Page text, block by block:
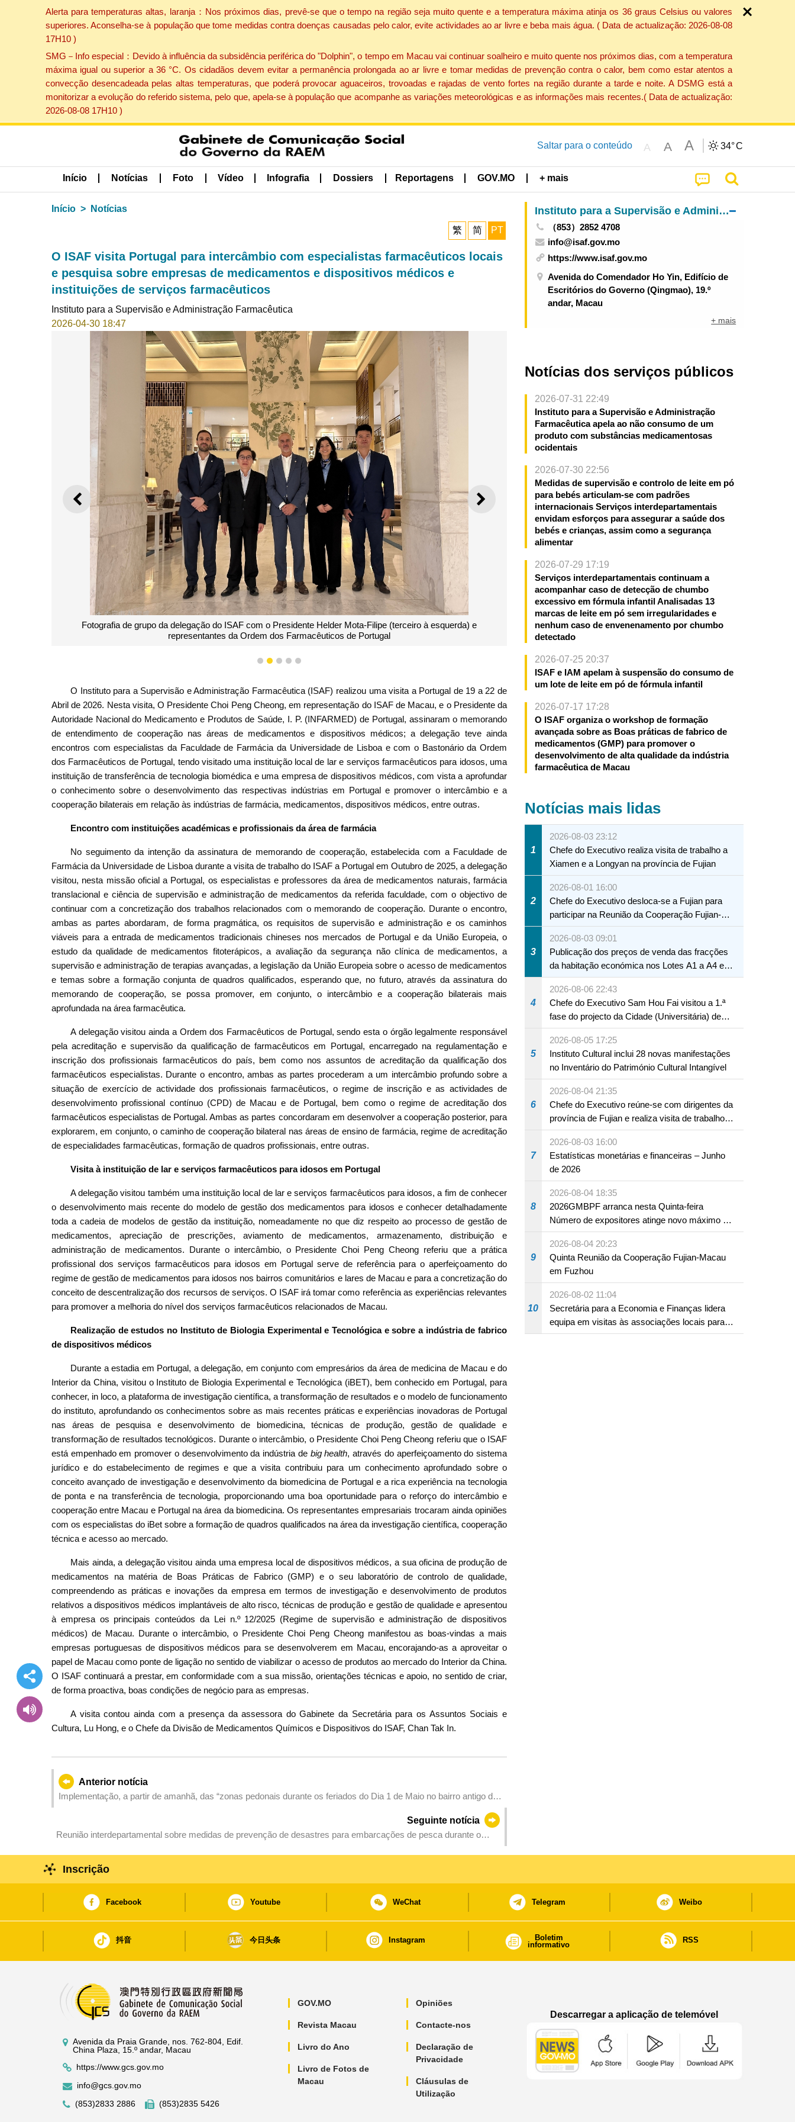
Alerta para temperaturas altas, laranja：Nos próximos dias, prevê-se que o tempo na região seja muito quente e a temperatura máxima atinja os 36 graus Celsius ou valores
superiores. Aconselha-se à população que tome medidas contra doenças causadas pelo calor, evite actividades ao ar livre e beba mais água. ( Data de actualização: 2026-08-08
17H10 )
SMG－Info especial：Devido à influência da subsidência periférica do "Dolphin", o tempo em Macau vai continuar soalheiro e muito quente nos próximos dias, com a temperatura
máxima igual ou superior a 36 °C. Os cidadãos devem evitar a permanência prolongada ao ar livre e tomar medidas de prevenção contra o calor, bem como estar atentos a
convecção desencadeada pelas altas temperaturas, que poderá provocar aguaceiros, trovoadas e rajadas de vento fortes na região durante a tarde e noite. A DSMG está a
monitorizar a evolução do referido sistema, pelo que, apela-se à população que acompanhe as variações meteorológicas e as informações mais recentes.( Data de actualização:
2026-08-08 17H10 )
Saltar para o conteúdo A A A 34°C
Início Notícias Foto Vídeo Infografia Dossiers Reportagens GOV.MO + mais
Início Notícias
繁 简 PT
O ISAF visita Portugal para intercâmbio com especialistas farmacêuticos locais
e pesquisa sobre empresas de medicamentos e dispositivos médicos e
instituições de serviços farmacêuticos
Instituto para a Supervisão e Administração Farmacêutica
2026-04-30 18:47
ANTERIOR SEGUINTE
Fotografia de grupo da delegação do ISAF com o Presidente Helder Mota-Filipe (terceiro à esquerda) e
representantes da Ordem dos Farmacêuticos de Portugal
1 2 3 4 5
O Instituto para a Supervisão e Administração Farmacêutica (ISAF) realizou uma visita a Portugal de 19 a 22 de
Abril de 2026. Nesta visita, O Presidente Choi Peng Cheong, em representação do ISAF de Macau, e o Presidente da
Autoridade Nacional do Medicamento e Produtos de Saúde, I. P. (INFARMED) de Portugal, assinaram o memorando
de entendimento de cooperação nas áreas de medicamentos e dispositivos médicos; a delegação teve ainda
encontros com especialistas da Faculdade de Farmácia da Universidade de Lisboa e com o Bastonário da Ordem
dos Farmacêuticos de Portugal, tendo visitado uma instituição local de lar e serviços farmacêuticos para idosos, uma
instituição de transferência de tecnologia biomédica e uma empresa de dispositivos médicos, com vista a aprofundar
o conhecimento sobre o desenvolvimento das respectivas indústrias em Portugal e promover o intercâmbio e a
cooperação bilaterais em relação às indústrias de farmácia, medicamentos, dispositivos médicos, entre outras.
Encontro com instituições académicas e profissionais da área de farmácia
No seguimento da intenção da assinatura de memorando de cooperação, estabelecida com a Faculdade de
Farmácia da Universidade de Lisboa durante a visita de trabalho do ISAF a Portugal em Outubro de 2025, a delegação
visitou, nesta missão oficial a Portugal, os especialistas e professores da área de medicamentos naturais, farmácia
translacional e ciência de supervisão e administração de medicamentos da referida faculdade, com o objectivo de
continuar com a concretização dos trabalhos relacionados com o memorando de cooperação. Durante o encontro,
ambas as partes abordaram, de forma pragmática, os requisitos de supervisão e administração e os caminhos
viáveis para a entrada de medicamentos tradicionais chineses nos mercados de Portugal e da União Europeia, o
estudo da qualidade de medicamentos fitoterápicos, a avaliação da segurança não clínica de medicamentos, a
supervisão e administração de terapias avançadas, a legislação da União Europeia sobre o acesso de medicamentos
e temas sobre a formação conjunta de quadros qualificados, esperando que, no futuro, através da assinatura do
memorando de cooperação, se possa promover, em conjunto, o intercâmbio e a cooperação bilaterais mais
aprofundada na área farmacêutica.
A delegação visitou ainda a Ordem dos Farmacêuticos de Portugal, sendo esta o órgão legalmente responsável
pela acreditação e supervisão da qualificação de farmacêuticos em Portugal, encarregado na regulamentação e
inscrição dos profissionais farmacêuticos do país, bem como nos assuntos de acreditação da qualificação dos
farmacêuticos especialistas. Durante o encontro, ambas as partes procederam a um intercâmbio profundo sobre a
situação de exercício de actividade dos profissionais farmacêuticos, o regime de inscrição e as actividades de
desenvolvimento profissional contínuo (CPD) de Macau e de Portugal, bem como o regime de acreditação dos
farmacêuticos especialistas de Portugal. Ambas as partes concordaram em desenvolver a cooperação posterior, para
explorarem, em conjunto, o caminho de cooperação bilateral nas áreas de ensino de farmácia, regime de acreditação
de especialidades farmacêuticas, formação de quadros profissionais, entre outras.
Visita à instituição de lar e serviços farmacêuticos para idosos em Portugal
A delegação visitou também uma instituição local de lar e serviços farmacêuticos para idosos, a fim de conhecer
o desenvolvimento mais recente do modelo de gestão dos medicamentos para idosos e conhecer detalhadamente
toda a cadeia de modelos de gestão da instituição, nomeadamente no que diz respeito ao processo de gestão de
medicamentos, apreciação de prescrições, aviamento de medicamentos, armazenamento, distribuição e
administração de medicamentos. Durante o intercâmbio, o Presidente Choi Peng Cheong referiu que a prática
profissional dos serviços farmacêuticos para idosos em Portugal serve de referência para o aperfeiçoamento do
regime de gestão de medicamentos para idosos nos bairros comunitários e lares de Macau e para a concretização do
conceito de descentralização dos recursos de serviços. O ISAF irá tomar como referência as experiências relevantes
para promover a melhoria do nível dos serviços farmacêuticos relacionados de Macau.
Realização de estudos no Instituto de Biologia Experimental e Tecnológica e sobre a indústria de fabrico
de dispositivos médicos
Durante a estadia em Portugal, a delegação, em conjunto com empresários da área de medicina de Macau e do
Interior da China, visitou o Instituto de Biologia Experimental e Tecnológica (iBET), bem conhecido em Portugal, para
conhecer, in loco, a plataforma de investigação científica, a transformação de resultados e o modelo de funcionamento
do instituto, aprofundando os conhecimentos sobre as mais recentes práticas e experiências inovadoras de Portugal
nas áreas de pesquisa e desenvolvimento de biomedicina, técnicas de produção, gestão de qualidade e
transformação de resultados tecnológicos. Durante o intercâmbio, o Presidente Choi Peng Cheong referiu que o ISAF
está empenhado em promover o desenvolvimento da indústria de big health, através do aperfeiçoamento do sistema
jurídico e do estabelecimento de regimes e que a visita contribuiu para um conhecimento aprofundado sobre o
conceito avançado de investigação e desenvolvimento da biomedicina de Portugal e a rica experiência na tecnologia
de ponta e na transferência de tecnologia, proporcionando uma boa oportunidade para o reforço do intercâmbio e
cooperação entre Macau e Portugal na área da biomedicina. Os representantes empresariais trocaram ainda opiniões
com os especialistas do iBet sobre a formação de quadros qualificados na área da investigação científica, cooperação
técnica e acesso ao mercado.
Mais ainda, a delegação visitou ainda uma empresa local de dispositivos médicos, a sua oficina de produção de
medicamentos na matéria de Boas Práticas de Fabrico (GMP) e o seu laboratório de controlo de qualidade,
compreendendo as práticas e inovações da empresa em termos de investigação e desenvolvimento de produtos
relativos a dispositivos médicos implantáveis de alto risco, técnicas de produção e gestão de qualidade e apresentou
à empresa os principais conteúdos da Lei n.º 12/2025 (Regime de supervisão e administração de dispositivos
médicos) de Macau. Durante o intercâmbio, o Presidente Choi Peng Cheong manifestou as boas-vindas a mais
empresas portuguesas de dispositivos médicos para se desenvolverem em Macau, encorajando-as a aproveitar o
papel de Macau como ponte de ligação no sentido de viabilizar o acesso de produtos ao mercado do Interior da China.
O ISAF continuará a prestar, em conformidade com a sua missão, orientações técnicas e apoio, no sentido de criar,
de forma proactiva, boas condições de negócio para as empresas.
A visita contou ainda com a presença da assessora do Gabinete da Secretária para os Assuntos Sociais e
Cultura, Lu Hong, e o Chefe da Divisão de Medicamentos Químicos e Dispositivos do ISAF, Chan Tak In.
Anterior notícia
Implementação, a partir de amanhã, das “zonas pedonais durante os feriados do Dia 1 de Maio no bairro antigo da
Seguinte notícia
Reunião interdepartamental sobre medidas de prevenção de desastres para embarcações de pesca durante o
Instituto para a Supervisão e Administração Farmacêutica
（853）2852 4708
info@isaf.gov.mo
https://www.isaf.gov.mo
Avenida do Comendador Ho Yin, Edifício de
Escritórios do Governo (Qingmao), 19.º
andar, Macau
+ mais
Notícias dos serviços públicos
2026-07-31 22:49
Instituto para a Supervisão e Administração
Farmacêutica apela ao não consumo de um
produto com substâncias medicamentosas
ocidentais
2026-07-30 22:56
Medidas de supervisão e controlo de leite em pó
para bebés articulam-se com padrões
internacionais Serviços interdepartamentais
envidam esforços para assegurar a saúde dos
bebés e crianças, assim como a segurança
alimentar
2026-07-29 17:19
Serviços interdepartamentais continuam a
acompanhar caso de detecção de chumbo
excessivo em fórmula infantil Analisadas 13
marcas de leite em pó sem irregularidades e
nenhum caso de envenenamento por chumbo
detectado
2026-07-25 20:37
ISAF e IAM apelam à suspensão do consumo de
um lote de leite em pó de fórmula infantil
2026-07-17 17:28
O ISAF organiza o workshop de formação
avançada sobre as Boas práticas de fabrico de
medicamentos (GMP) para promover o
desenvolvimento de alta qualidade da indústria
farmacêutica de Macau
Notícias mais lidas
1
2026-08-03 23:12
Chefe do Executivo realiza visita de trabalho a
Xiamen e a Longyan na província de Fujian
2
2026-08-01 16:00
Chefe do Executivo desloca-se a Fujian para
participar na Reunião da Cooperação Fujian-
Macau
3
2026-08-03 09:01
Publicação dos preços de venda das fracções
da habitação económica nos Lotes A1 a A4 e
A12 da Zona A dos Novos Aterros
4
2026-08-06 22:43
Chefe do Executivo Sam Hou Fai visitou a 1.ª
fase do projecto da Cidade (Universitária) de
Educação Internacional de Macau e Hengqin
5
2026-08-05 17:25
Instituto Cultural inclui 28 novas manifestações
no Inventário do Património Cultural Intangível
6
2026-08-04 21:35
Chefe do Executivo reúne-se com dirigentes da
província de Fujian e realiza visita de trabalho
em Fuzhou
7
2026-08-03 16:00
Estatísticas monetárias e financeiras – Junho
de 2026
8
2026-08-04 18:35
2026GMBPF arranca nesta Quinta-feira
Número de expositores atinge novo máximo em
18 anos
9
2026-08-04 20:23
Quinta Reunião da Cooperação Fujian-Macau
em Fuzhou
10
2026-08-02 11:04
Secretária para a Economia e Finanças lidera
equipa em visitas às associações locais para
consolidar consensos e promover os trabalhos
Inscrição
Facebook Youtube WeChat Telegram Weibo
抖音 今日头条 Instagram
Boletim
informativo
RSS
Avenida da Praia Grande, nos. 762-804, Edif.
China Plaza, 15.º andar, Macau
https://www.gcs.gov.mo
info@gcs.gov.mo
(853)2833 2886
(853)2835 5426
GOV.MO
Revista Macau
Livro do Ano
Livro de Fotos de
Macau
Opiniões
Contacte-nos
Declaração de
Privacidade
Cláusulas de
Utilização
Descarregar a aplicação de telemóvel